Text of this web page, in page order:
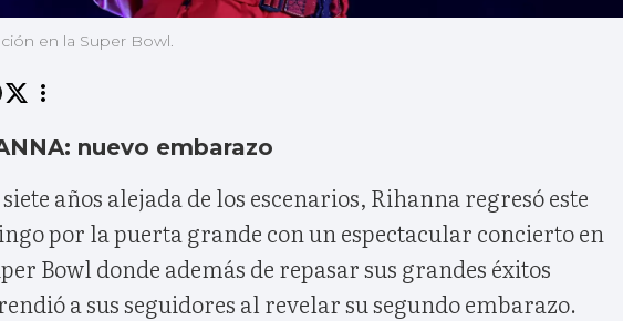
en la Super Bowl.
nuevo embarazo
años alejada de los escenarios, Rihanna regresó este
por la puerta grande con un espectacular concierto en
Bowl donde además de repasar sus grandes éxitos
a sus seguidores al revelar su segundo embarazo.